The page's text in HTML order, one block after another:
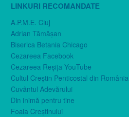
LINKURI RECOMANDATE
A.P.M.E. Cluj
Adrian Tămăşan
Biserica Betania Chicago
Cezareea Facebook
Cezareea Reşiţa YouTube
Cultul Creştin Penticostal din România
Cuvântul Adevărului
Din inimă pentru tine
Foaia Creştinului